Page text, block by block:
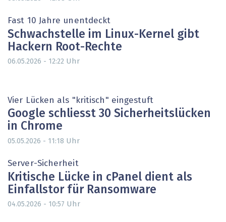
Fast 10 Jahre unentdeckt
Schwachstelle im Linux-Kernel gibt
Hackern Root-Rechte
06.05.2026 - 12:22 Uhr
Vier Lücken als "kritisch" eingestuft
Google schliesst 30 Sicherheitslücken
in Chrome
05.05.2026 - 11:18 Uhr
Server-Sicherheit
Kritische Lücke in cPanel dient als
Einfallstor für Ransomware
04.05.2026 - 10:57 Uhr